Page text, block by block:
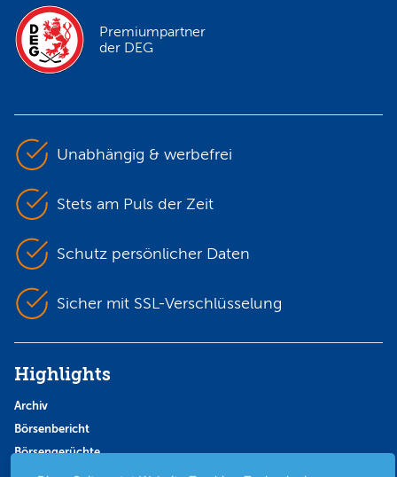
Premiumpartner
der DEG
Unabhängig & werbefrei
Stets am Puls der Zeit
Schutz persönlicher Daten
Sicher mit SSL-Verschlüsselung
Highlights
Archiv
Börsenbericht
Börsengerüchte